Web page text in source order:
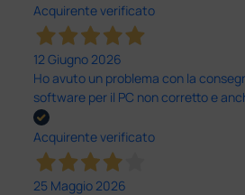
Acquirente verificato
12 Giugno 2026
Ho avuto un problema con la
software per il PC non corretto e
Acquirente verificato
25 Maggio 2026